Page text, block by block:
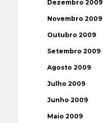
Dezembro 2009
Novembro 2009
Outubro 2009
Setembro 2009
Agosto 2009
Julho 2009
Junho 2009
Maio 2009